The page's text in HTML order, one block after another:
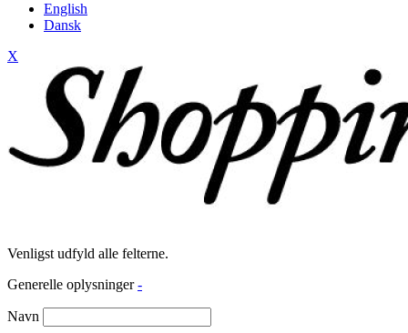
English
Dansk
X
Venligst udfyld alle felterne.
Generelle oplysninger -
Navn